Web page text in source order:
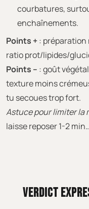
courbatures,
enchaînements.
Points +: préparation
ratio prot/lipides/
Points – : goût
texture moins
tu secoues trop fort.
Astuce pour limiter la
laisse reposer 1-2
VERDICT